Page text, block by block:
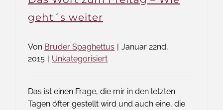
geht´s weiter
Von Bruder Spaghettus | Januar 22nd,
2015 | Unkategorisiert
Das ist einen Frage, die mir in den letzten
Tagen öfter gestellt wird und auch eine, die